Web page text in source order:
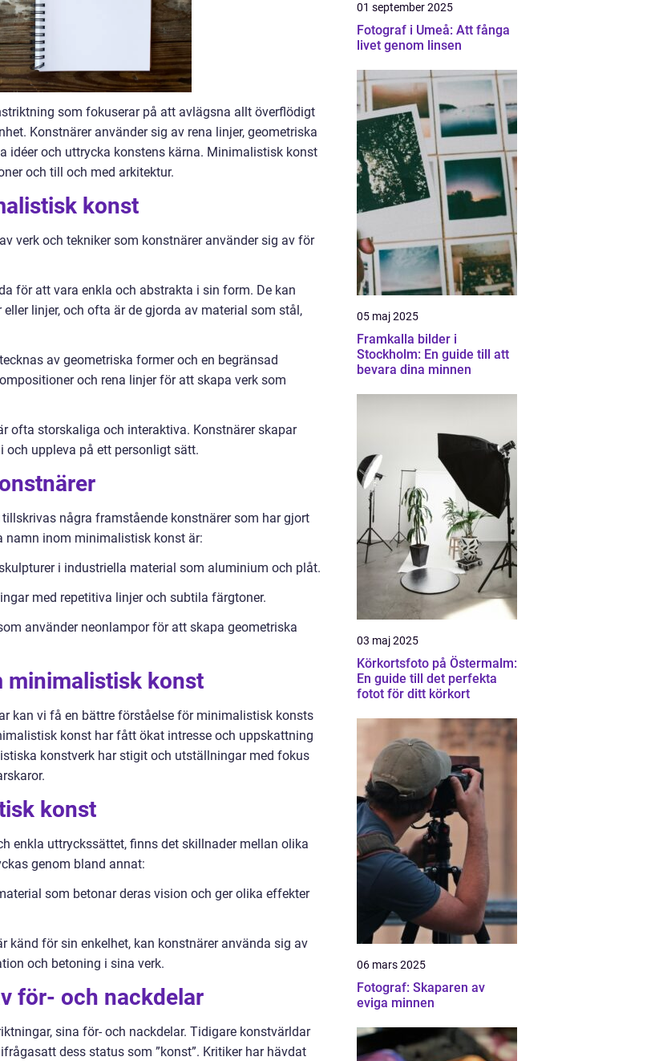
som fokuserar på att avlägsna allt överflödigt
Konstnärer använder sig av rena linjer, geometriska
idéer och uttrycka konstens kärna. Minimalistisk konst
och till och med arkitektur.
konst
verk och tekniker som konstnärer använder sig av för
för att vara enkla och abstrakta i sin form. De kan
linjer, och ofta är de gjorda av material som stål,
av geometriska former och en begränsad
och rena linjer för att skapa verk som
ofta storskaliga och interaktiva. Konstnärer skapar
och uppleva på ett personligt sätt.
några framstående konstnärer som har gjort
namn inom minimalistisk konst är:
i industriella material som aluminium och plåt.
med repetitiva linjer och subtila färgtoner.
använder neonlampor för att skapa geometriska
minimalistisk konst
kan vi få en bättre förståelse för minimalistisk konsts
konst har fått ökat intresse och uppskattning
konstverk har stigit och utställningar med fokus
konst
enkla uttryckssättet, finns det skillnader mellan olika
genom bland annat:
som betonar deras vision och ger olika effekter
för sin enkelhet, kan konstnärer använda sig av
och betoning i sina verk.
för- och nackdelar
sina för- och nackdelar. Tidigare konstvärldar
dess status som ”konst”. Kritiker har hävdat
01 september 2025
Fotograf i Umeå: Att fånga
livet genom linsen
05 maj 2025
Framkalla bilder i
Stockholm: En guide till att
bevara dina minnen
03 maj 2025
Körkortsfoto på Östermalm:
En guide till det perfekta
fotot för ditt körkort
06 mars 2025
Fotograf: Skaparen av
eviga minnen